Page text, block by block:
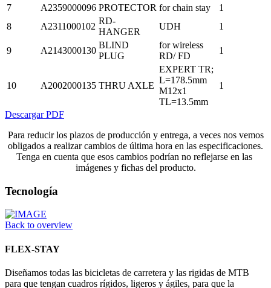
7 A2359000096 PROTECTOR for chain stay
1
8
A2311000102
RD-
HANGER
UDH 1
9 A2143000130
BLIND
PLUG
for wireless
RD/ FD
1
10 A2002000135 THRU AXLE
EXPERT TR;
L=178.5mm
M12x1
TL=13.5mm
1
Descargar PDF
Para reducir los plazos de producción y entrega, a veces nos vemos
obligados a realizar cambios de última hora en las especificaciones.
Tenga en cuenta que esos cambios podrían no reflejarse en las
imágenes y fichas del producto.
Tecnología
Back to overview
FLEX-STAY
Diseñamos todas las bicicletas de carretera y las rigidas de MTB
para que tengan cuadros rígidos, ligeros y ágiles, para que la